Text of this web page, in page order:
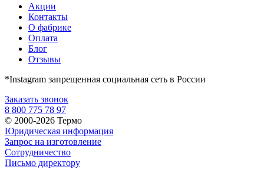
Акции
Контакты
О фабрике
Оплата
Блог
Отзывы
*Instagram запрещенная социальная сеть в России
Заказать звонок
8 800 775 78 97
© 2000-2026 Термо
Юридическая информация
Запрос на изготовление
Сотрудничество
Письмо директору